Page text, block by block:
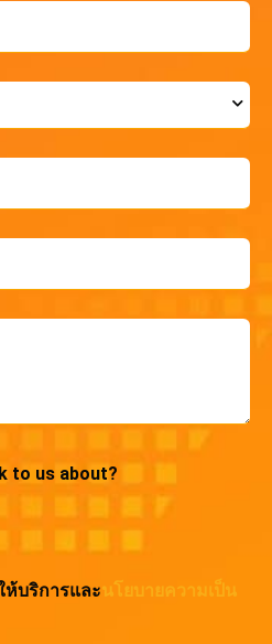
to us about?
บริการและนโยบายความเป็น